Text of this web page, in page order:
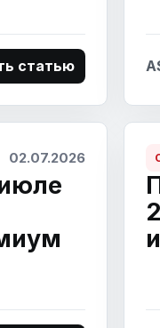
статью
02.07.2026